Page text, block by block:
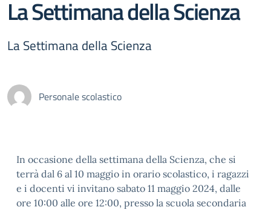
La Settimana della Scienza
La Settimana della Scienza
Personale scolastico
In occasione della settimana della Scienza, che si
terrà dal 6 al 10 maggio in orario scolastico, i ragazzi
e i docenti vi invitano sabato 11 maggio 2024, dalle
ore 10:00 alle ore 12:00, presso la scuola secondaria